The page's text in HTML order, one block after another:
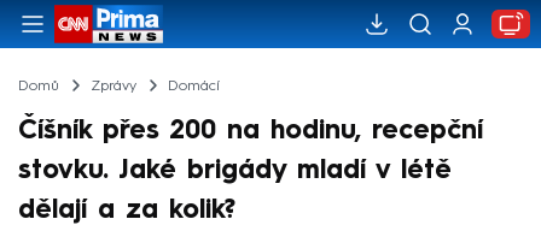
Domů Zprávy Domácí
Číšník přes 200 na hodinu, recepční
stovku. Jaké brigády mladí v létě
dělají a za kolik?